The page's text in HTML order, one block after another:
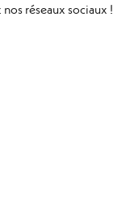
réseaux sociaux !